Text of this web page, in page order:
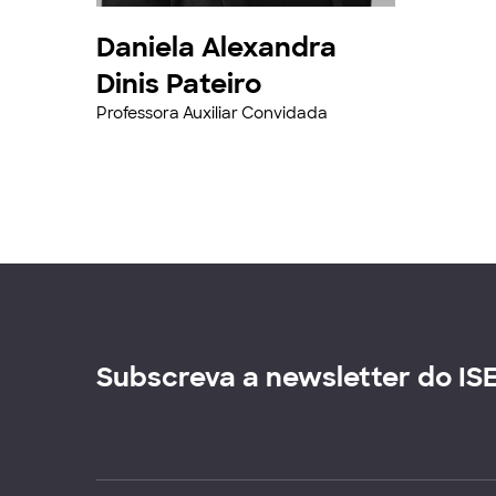
Daniela Alexandra
Dinis Pateiro
Professora Auxiliar Convidada
Subscreva a newsletter do